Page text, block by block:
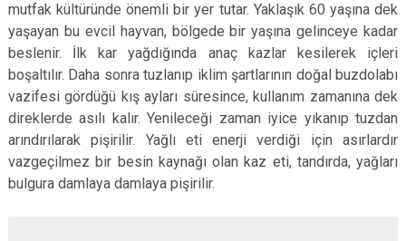
mutfak kültüründe önemli bir yer tutar. Yaklaşık 60 yaşına dek
yaşayan bu evcil hayvan, bölgede bir yaşına gelinceye kadar
beslenir. İlk kar yağdığında anaç kazlar kesilerek içleri
boşaltılır. Daha sonra tuzlanıp iklim şartlarının doğal buzdolabı
vazifesi gördüğü kış ayları süresince, kullanım zamanına dek
direklerde asılı kalır. Yenileceği zaman iyice yıkanıp tuzdan
arındırılarak pişirilir. Yağlı eti enerji verdiği için asırlardır
vazgeçilmez bir besin kaynağı olan kaz eti, tandırda, yağları
bulgura damlaya damlaya pişirilir.